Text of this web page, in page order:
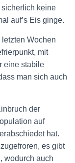
keine
auf’s Eis ginge.
Wochen
mit
eine stabile
man sich auch
der
auf
hat.
es gibt
wodurch auch